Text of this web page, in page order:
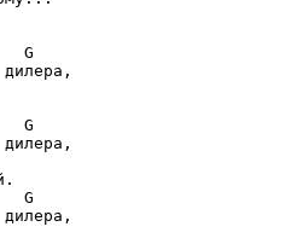
G
дилера,
G
дилера,
G
дилера,